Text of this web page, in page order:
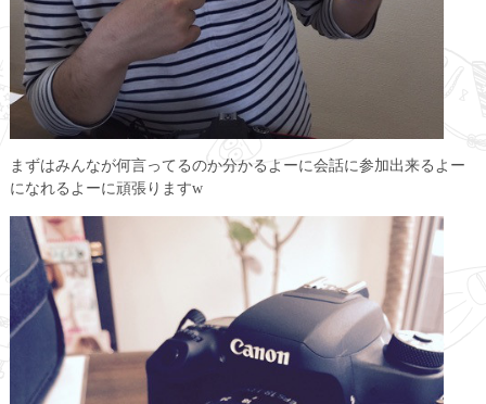
まずはみんなが何言ってるのか分かるよーに会話に参加出来るよー
になれるよーに頑張りますw